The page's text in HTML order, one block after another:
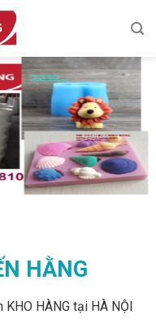
HẰNG
HÀNG tại HÀ NỘI